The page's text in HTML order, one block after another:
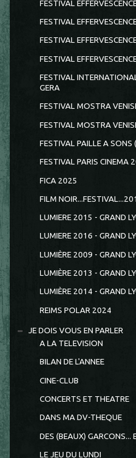
FESTIVAL
FESTIVAL
FESTIVAL
FESTIVAL
FESTIVAL
GERA
FESTIVAL MOSTRA
FESTIVAL MOSTRA
FESTIVAL PAILLE A SONS
FESTIVAL PARIS CINEMA
FICA 2025
FILM
LUMIERE 2015 - GRAND
LUMIERE 2016 - GRAND
LUMIÈRE 2009 - GRAND
LUMIÈRE 2013 - GRAND
LUMIÈRE 2014 - GRAND
REIMS POLAR 2024
JE DOIS VOUS EN PARLER
A LA TELEVISION
BILAN DE L'ANNEE
CINE-CLUB
CONCERTS ET THEATRE
DANS MA DV-THEQUE
DES (BEAUX) GARCONS...
LE JEU DU LUNDI